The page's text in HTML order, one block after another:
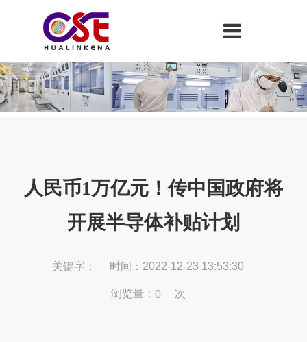
人民币1万亿元！传中国政府将
开展半导体补贴计划
关键字： 时间：2022-12-23 13:53:30
浏览量： 0 次